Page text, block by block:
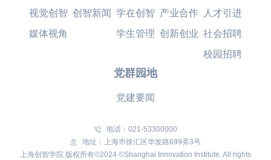
视觉创智
媒体视角
创智新闻
学在创智
学生管理
产业合作
创新创业
人才引进
社会招聘
校园招聘
党群园地
党建要闻
电话：021-53300000
地址：上海市徐汇区华发路699弄3号
上海创智学院 版权所有©2024 ©Shanghai Innovation Institute. All rights